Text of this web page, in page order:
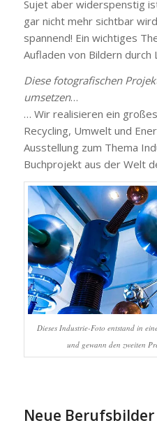
Sujet aber widerspenstig
gar nicht mehr sichtbar
spannend! Ein wichtiges
Aufladen von Bildern durch
Diese fotografischen
umsetzen…
… Wir realisieren ein
Recycling, Umwelt und
Ausstellung zum Thema
Buchprojekt aus der Welt
Dieses Industrie-Foto entstand in
und gewann den zweiten
Neue